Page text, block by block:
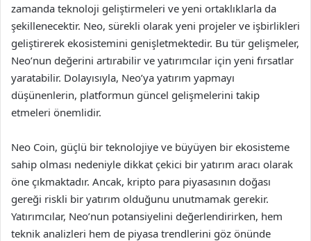
zamanda teknoloji geliştirmeleri ve yeni ortaklıklarla da
şekillenecektir. Neo, sürekli olarak yeni projeler ve işbirlikleri
geliştirerek ekosistemini genişletmektedir. Bu tür gelişmeler,
Neo’nun değerini artırabilir ve yatırımcılar için yeni fırsatlar
yaratabilir. Dolayısıyla, Neo’ya yatırım yapmayı
düşünenlerin, platformun güncel gelişmelerini takip
etmeleri önemlidir.
Neo Coin, güçlü bir teknolojiye ve büyüyen bir ekosisteme
sahip olması nedeniyle dikkat çekici bir yatırım aracı olarak
öne çıkmaktadır. Ancak, kripto para piyasasının doğası
gereği riskli bir yatırım olduğunu unutmamak gerekir.
Yatırımcılar, Neo’nun potansiyelini değerlendirirken, hem
teknik analizleri hem de piyasa trendlerini göz önünde